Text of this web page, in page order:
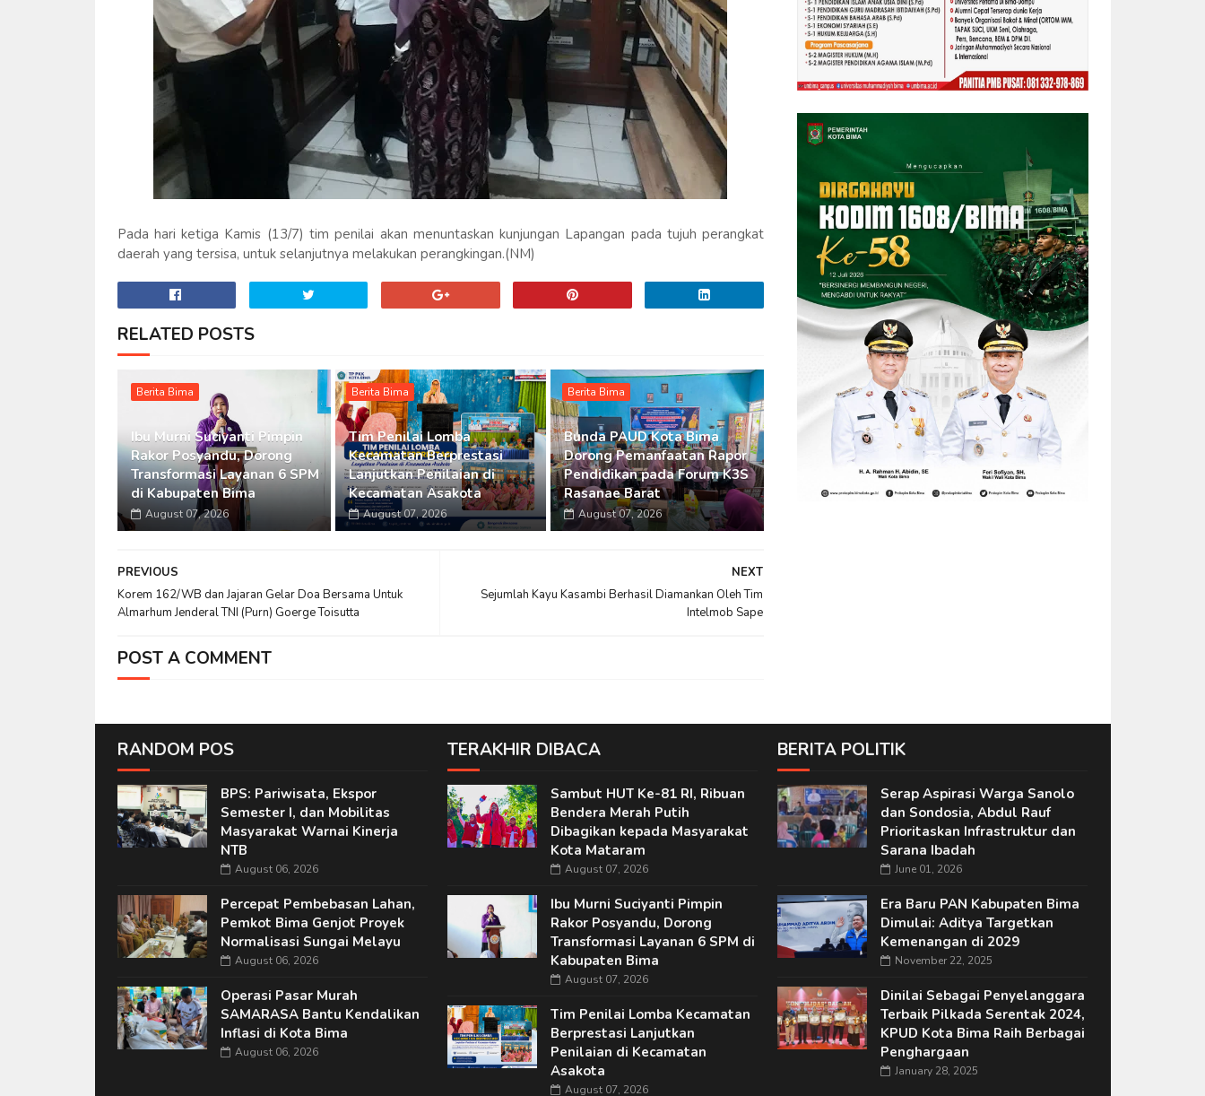
Pada hari ketiga Kamis (13/7) tim penilai akan menuntaskan kunjungan Lapangan pada tujuh perangkat
daerah yang tersisa, untuk selanjutnya melakukan perangkingan.(NM)
RELATED POSTS
Berita Bima
Ibu Murni Suciyanti Pimpin
Rakor Posyandu, Dorong
Transformasi Layanan 6 SPM
di Kabupaten Bima
August 07, 2026
Berita Bima
Tim Penilai Lomba
Kecamatan Berprestasi
Lanjutkan Penilaian di
Kecamatan Asakota
August 07, 2026
Berita Bima
Bunda PAUD Kota Bima
Dorong Pemanfaatan Rapor
Pendidikan pada Forum K3S
Rasanae Barat
August 07, 2026
NEXT
Sejumlah Kayu Kasambi Berhasil Diamankan Oleh Tim
Intelmob Sape
PREVIOUS
Korem 162/WB dan Jajaran Gelar Doa Bersama Untuk
Almarhum Jenderal TNI (Purn) Goerge Toisutta
POST A COMMENT
RANDOM POS
BPS: Pariwisata, Ekspor
Semester I, dan Mobilitas
Masyarakat Warnai Kinerja
NTB
August 06, 2026
Percepat Pembebasan Lahan,
Pemkot Bima Genjot Proyek
Normalisasi Sungai Melayu
August 06, 2026
Operasi Pasar Murah
SAMARASA Bantu Kendalikan
Inflasi di Kota Bima
August 06, 2026
TERAKHIR DIBACA
Sambut HUT Ke-81 RI, Ribuan
Bendera Merah Putih
Dibagikan kepada Masyarakat
Kota Mataram
August 07, 2026
Ibu Murni Suciyanti Pimpin
Rakor Posyandu, Dorong
Transformasi Layanan 6 SPM di
Kabupaten Bima
August 07, 2026
Tim Penilai Lomba Kecamatan
Berprestasi Lanjutkan
Penilaian di Kecamatan
Asakota
August 07, 2026
BERITA POLITIK
Serap Aspirasi Warga Sanolo
dan Sondosia, Abdul Rauf
Prioritaskan Infrastruktur dan
Sarana Ibadah
June 01, 2026
Era Baru PAN Kabupaten Bima
Dimulai: Aditya Targetkan
Kemenangan di 2029
November 22, 2025
Dinilai Sebagai Penyelanggara
Terbaik Pilkada Serentak 2024,
KPUD Kota Bima Raih Berbagai
Penghargaan
January 28, 2025